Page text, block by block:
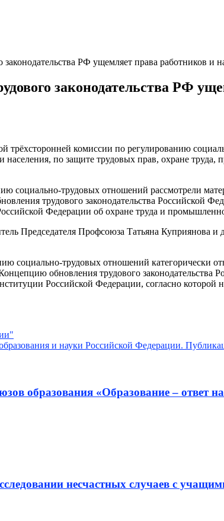
РФ ущемляет права работников и
законодательства РФ
трёхсторонней комиссии по регулированию
по защите трудовых прав, охране
социально-трудовых отношений рассмотрели
трудового законодательства Российской
Федерации об охране труда и
Председателя Профсоюза Татьяна Куприянова
социально-трудовых отношений категорически
обновления трудового законодательства
Российской Федерации, согласно
и науки Российской Федерации.
образования «Образование – ответ
несчастных случаев с